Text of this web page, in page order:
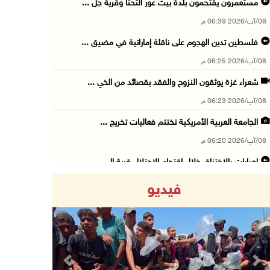
مستعمرون يقتحمون بلدة بيت عور التحتا وقرية جل ...
08/آب/2026 06:39 م
فلسطين تدين الهجوم على ناقلة إماراتية في مضيق ...
08/آب/2026 06:25 م
شعراء غزة يوثقون النزوح والفقد بقصائد من الخي ...
08/آب/2026 06:23 م
الجامعة العربية الأمريكية تختتم فعاليات تخريج ...
08/آب/2026 06:20 م
إصابات بالاختناق خلال اقتحام الاحتلال قرية ال ...
08/آب/2026 04:50 م
أطفال مبتورو الأطراف يتحدّون الألم بكرة القدم ...
08/آب/2026 04:42 م
فيديو
Previous Next